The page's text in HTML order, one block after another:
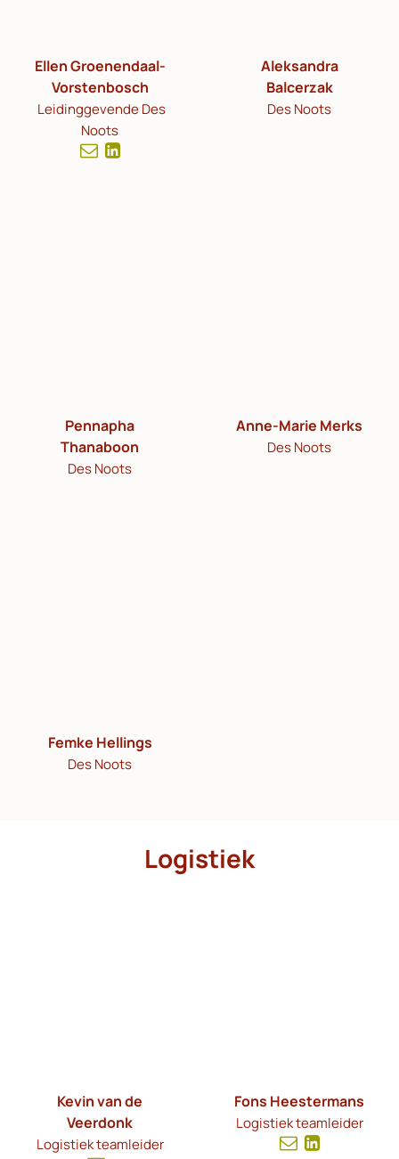
Ellen Groenendaal-
Vorstenbosch
Leidinggevende Des
Noots
Aleksandra
Balcerzak
Des Noots
Pennapha
Thanaboon
Des Noots
Anne-Marie Merks
Des Noots
Femke Hellings
Des Noots
Logistiek
Kevin van de
Veerdonk
Logistiek teamleider
Fons Heestermans
Logistiek teamleider